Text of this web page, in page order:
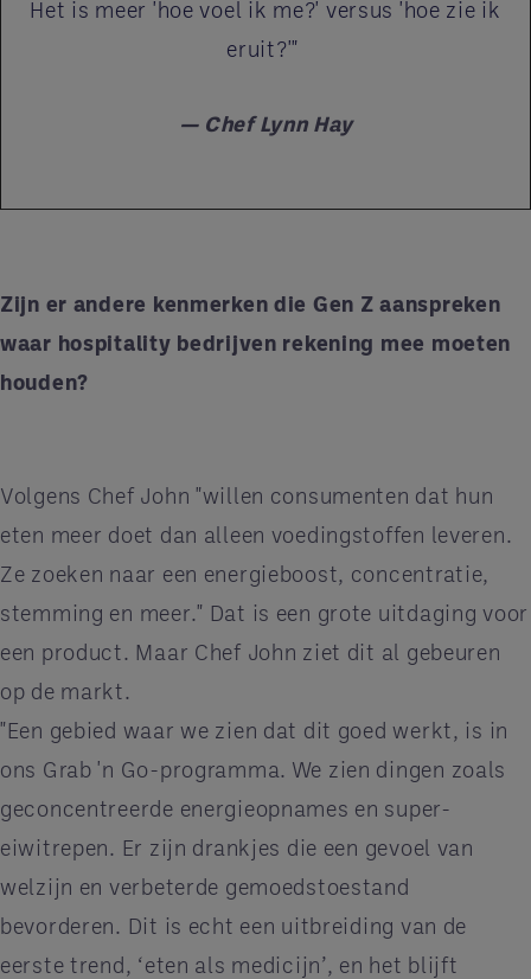
Het is meer 'hoe voel ik me?' versus 'hoe zie ik
eruit?'"
— Chef Lynn Hay
Zijn er andere kenmerken die Gen Z aanspreken
waar hospitality bedrijven rekening mee moeten
houden?
Volgens Chef John "willen consumenten dat hun
eten meer doet dan alleen voedingstoffen leveren.
Ze zoeken naar een energieboost, concentratie,
stemming en meer." Dat is een grote uitdaging voor
een product. Maar Chef John ziet dit al gebeuren
op de markt.
"Een gebied waar we zien dat dit goed werkt, is in
ons Grab 'n Go-programma. We zien dingen zoals
geconcentreerde energieopnames en super-
eiwitrepen. Er zijn drankjes die een gevoel van
welzijn en verbeterde gemoedstoestand
bevorderen. Dit is echt een uitbreiding van de
eerste trend, ‘eten als medicijn’, en het blijft